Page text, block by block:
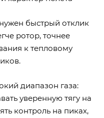
быстрый отклик
ротор, точнее
к тепловому
диапазон газа:
уверенную тягу на
контроль на пиках,